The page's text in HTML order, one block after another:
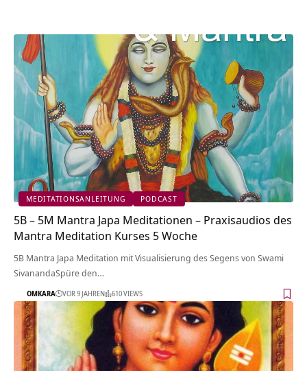
MEDITATIONSANLEITUNG PODCAST
5B – 5M Mantra Japa Meditationen – Praxisaudios des
Mantra Meditation Kurses 5 Woche
5B Mantra Japa Meditation mit Visualisierung des Segens von Swami
SivanandaSpüre den…
OMKARA VOR 9 JAHREN 610 VIEWS